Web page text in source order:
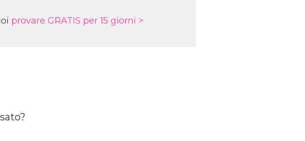
provare GRATIS per 15 giorni >